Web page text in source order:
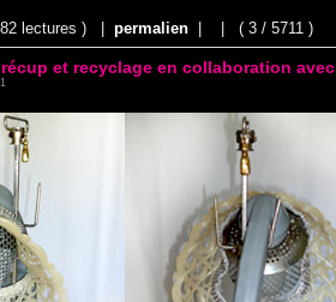
lectures ) | permalien ( 3 / 5711 )
et recyclage en collaboration avec